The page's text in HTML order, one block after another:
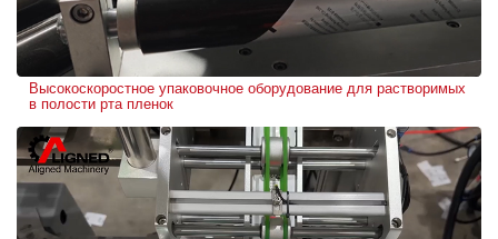
Высокоскоростное упаковочное оборудование для растворимых
в полости рта пленок